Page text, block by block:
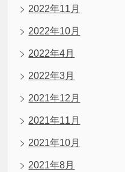
2022年11月
2022年10月
2022年4月
2022年3月
2021年12月
2021年11月
2021年10月
2021年8月